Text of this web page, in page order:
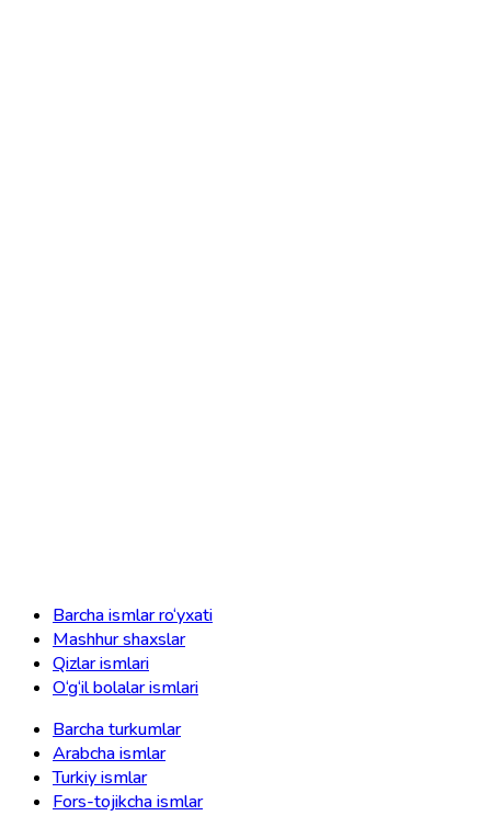
Barcha ismlar ro‘yxati
Mashhur shaxslar
Qizlar ismlari
O‘g‘il bolalar ismlari
Barcha turkumlar
Arabcha ismlar
Turkiy ismlar
Fors-tojikcha ismlar